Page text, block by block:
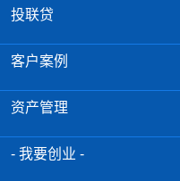
投联贷
客户案例
资产管理
- 我要创业 -